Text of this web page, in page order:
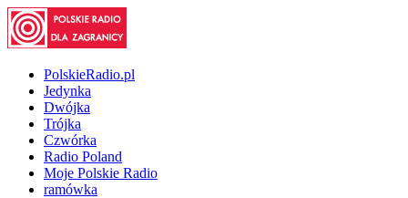
PolskieRadio.pl
Jedynka
Dwójka
Trójka
Czwórka
Radio Poland
Moje Polskie Radio
ramówka